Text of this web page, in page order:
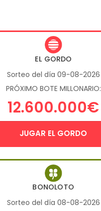
EL GORDO
Sorteo del día 09-08-2026
PRÓXIMO BOTE MILLONARIO:
12.600.000€
JUGAR EL GORDO
BONOLOTO
Sorteo del día 08-08-2026